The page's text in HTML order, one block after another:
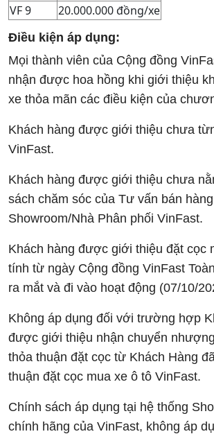
VF 9
20.000.000 đồng/xe
Điều kiện áp dụng:
Mọi thành viên của Cộng đồng
nhận được hoa hồng khi giới thiệu
xe thỏa mãn các điều kiện của
Khách hàng được giới thiệu chưa
VinFast.
Khách hàng được giới thiệu chưa
sách chăm sóc của Tư vấn bán
Showroom/Nhà Phân phối VinFast.
Khách hàng được giới thiệu đặt cọc
tính từ ngày Cộng đồng VinFast
ra mắt và đi vào hoạt động (07/10/
Không áp dụng đối với trường hợp
được giới thiệu nhận chuyển
thỏa thuận đặt cọc từ Khách Hàng
thuận đặt cọc mua xe ô tô VinFast.
Chính sách áp dụng tại hệ thống
chính hãng của VinFast, không áp